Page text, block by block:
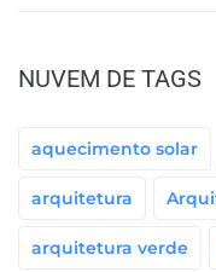
NUVEM DE TAGS
aquecimento solar
arquitetura
arquitetura verde